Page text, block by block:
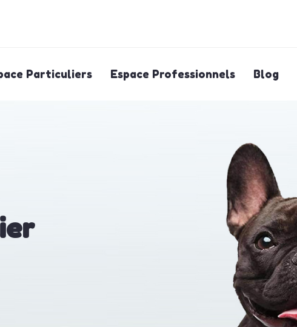
Particuliers Espace Professionnels Blog